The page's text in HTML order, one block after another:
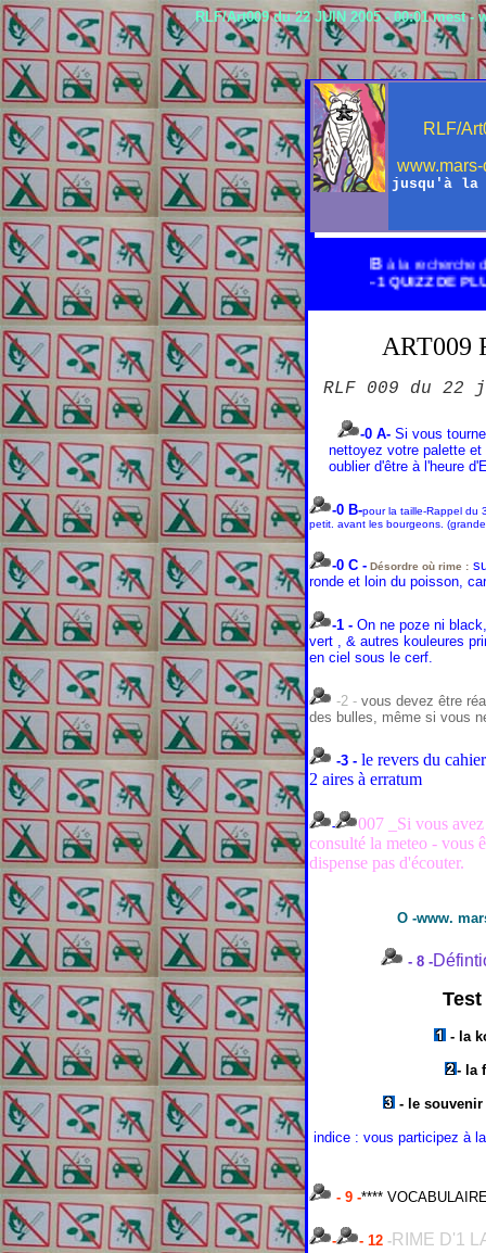
RLF/Art009 du 22 JUIN 2005 - 00:01 mest
RLF/
jusqu'à la
Bà la recherche de son orange
- 1 QUIZZ DE PLUS POUR
ART009
RLF 009 du 22
-0 A- Si vous
nettoyez votre palette
oublier d'être à l'heure
-0 B-pour la taille-Rappel du
petit. avant les bourgeons.
-0 C -Désordre où rime :
ronde et loin du poisson,
-1 - On ne poze ni
vert , & autres kouleures
en ciel sous le cerf.
-2 -vous devez être
des bulles, même si vous
-3 - le revers du cahier
2 aires à erratum
-
007 _Si vous
consulté la meteo - vous
dispense pas d'écouter.
O -www.
- 8 -
- la
- la
- le
indice : vous participez à
- 9 -****
- - 12 -RIME D'1